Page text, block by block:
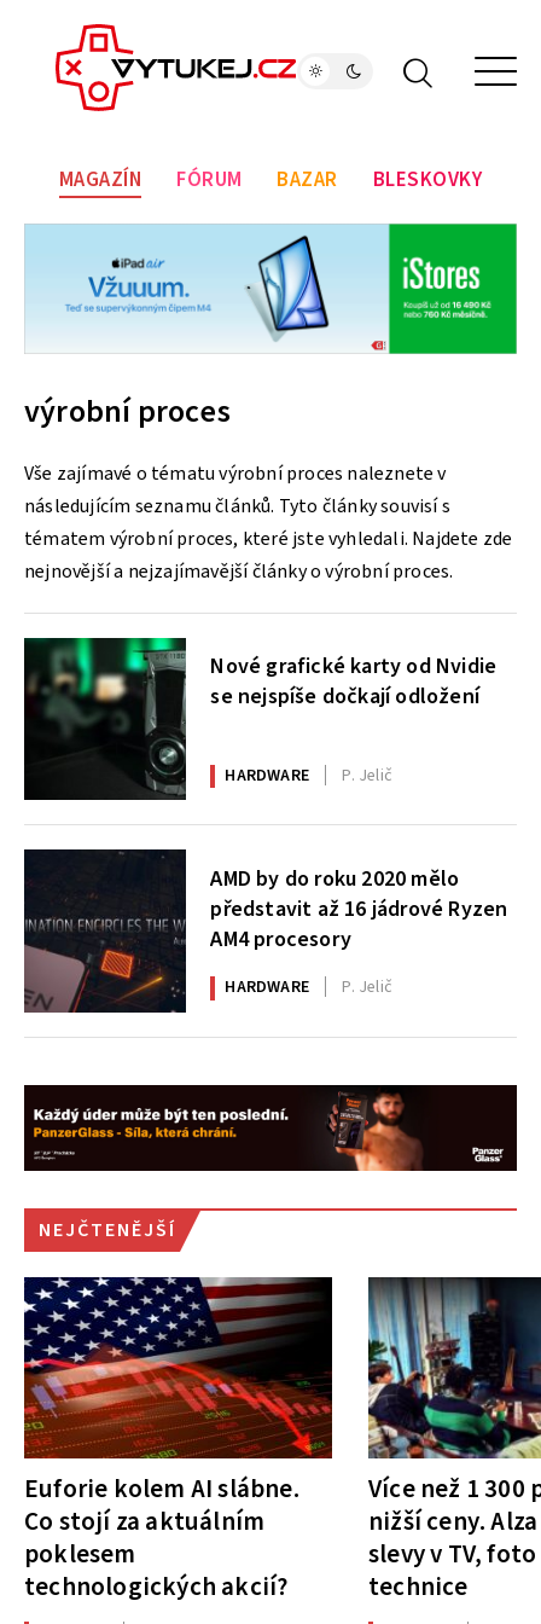
MAGAZÍN FÓRUM BAZAR BLESKOVKY
výrobní proces
Vše zajímavé o tématu výrobní proces naleznete v
následujícím seznamu článků. Tyto články souvisí s
tématem výrobní proces, které jste vyhledali. Najdete zde
nejnovější a nejzajímavější články o výrobní proces.
Nové grafické karty od Nvidie
se nejspíše dočkají odložení
HARDWARE P. Jelič
AMD by do roku 2020 mělo
představit až 16 jádrové Ryzen
AM4 procesory
HARDWARE P. Jelič
NEJČTENĚJŠÍ
Euforie kolem AI slábne.
Co stojí za aktuálním
poklesem
technologických akcií?
Více než 1
nižší ceny.
slevy v TV,
technice